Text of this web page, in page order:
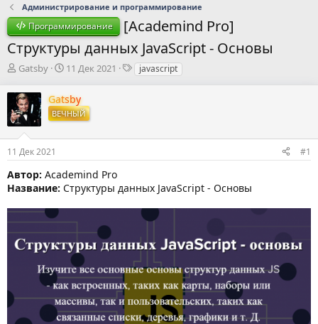
Администрирование и программирование
Программирование
[Academind Pro]
Структуры данных JavaScript - Основы
А
т
о
р
м
ы
Gatsby
Д
т
а
н
а
л
а
11 Дек 2021
Тjavascript
Gatsby
ВЕЧНЫЙ
11 Дек 2021 #1
Автор: Academind Pro
Название: Структуры данных JavaScript - Основы